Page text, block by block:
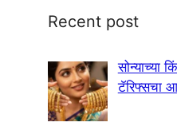
Recent post
सोन्याच्या
टॅरिफ्सचा